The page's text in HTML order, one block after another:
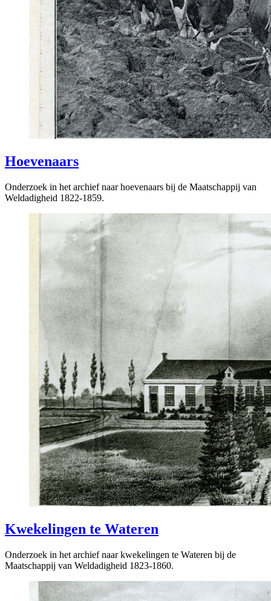
Hoevenaars
Onderzoek in het archief naar hoevenaars bij de Maatschappij van
Weldadigheid 1822-1859.
Kwekelingen te Wateren
Onderzoek in het archief naar kwekelingen te Wateren bij de
Maatschappij van Weldadigheid 1823-1860.